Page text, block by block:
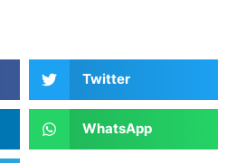
Twitter
WhatsApp